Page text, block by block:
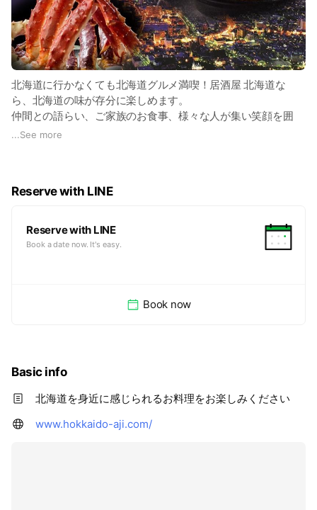
北海道に行かなくても北海道グルメ満喫！居酒屋 北海道な
ら、北海道の味が存分に楽しめます。
仲間との語らい、ご家族のお食事、様々な人が集い笑顔を囲
む…そんな寛ぎの空間でお過ごしいただけますようこだわって
メニュー作りをいたしました。
ーに、皆様をお待ちしております。気の合う仲間と、大切なご
家族と、懐かしい味、新しい味に出会える、北海道の小旅行気
...See more
Reserve with LINE
Reserve with LINE
Book a date now. It's easy.
Book now
Basic info
北海道を身近に感じられるお料理をお楽しみください
www.hokkaido-aji.com/